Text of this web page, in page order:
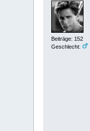
Beiträge: 152
Geschlecht: